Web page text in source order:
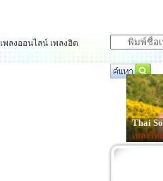
เพลงออนไลน์ เพลงฮิต
Thai
เพลงไท